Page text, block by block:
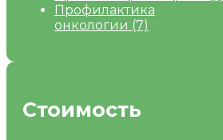
Профилактика
онкологии (7)
Стоимость